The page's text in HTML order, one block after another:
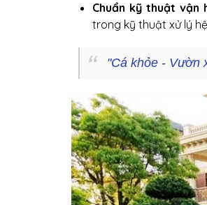
Chuẩn kỹ thuật vận
trong kỹ thuật xử lý
"Cá khỏe - Vườn